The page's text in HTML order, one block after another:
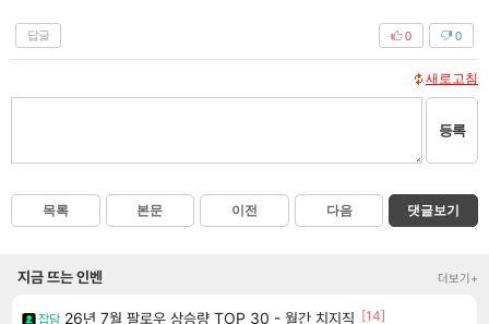
답글 0
0
새로고침
등록
목록 본문 이전 다음 댓글보기
지금 뜨는 인벤 더보기+
잡담 26년 7월 팔로우 상승량 TOP 30 - 월간 치지직 [14]